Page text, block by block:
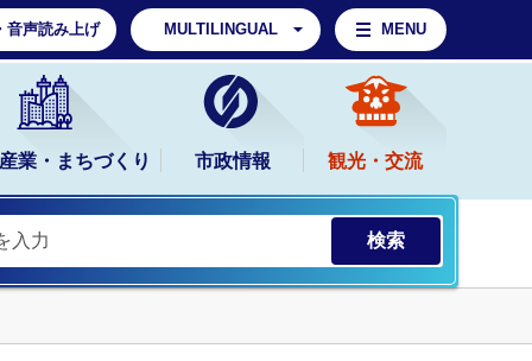
音声読み上げ MULTILINGUAL MENU
業・まちづくり 市政情報 観光・交流